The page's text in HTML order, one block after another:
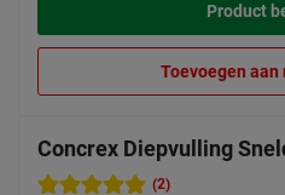
Product
Toevoegen
Concrex Diepvulling
(2)